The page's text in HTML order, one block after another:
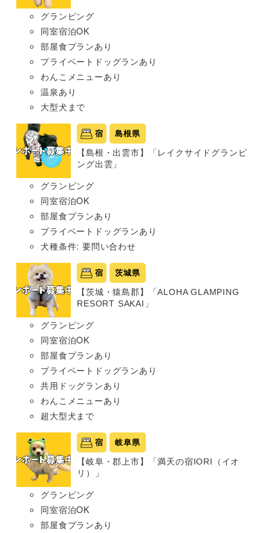
グランピング
同室宿泊OK
部屋食プランあり
プライベートドッグランあり
わんこメニューあり
温泉あり
大型犬まで
宿 島根県
【島根・出雲市】「レイクサイドグランピ
ング出雲」
グランピング
同室宿泊OK
部屋食プランあり
プライベートドッグランあり
犬種条件: 要問い合わせ
宿 茨城県
【茨城・猿島郡】「ALOHA GLAMPING
RESORT SAKAI」
グランピング
同室宿泊OK
部屋食プランあり
プライベートドッグランあり
共用ドッグランあり
わんこメニューあり
超大型犬まで
宿 岐阜県
【岐阜・郡上市】「満天の宿IORI（イオ
リ）」
グランピング
同室宿泊OK
部屋食プランあり